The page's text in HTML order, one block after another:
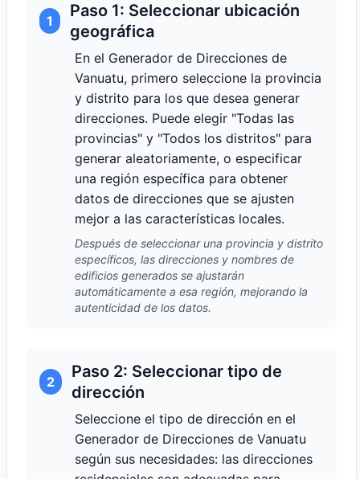
1
Paso 1: Seleccionar ubicación
geográfica
En el Generador de Direcciones de
Vanuatu, primero seleccione la provincia
y distrito para los que desea generar
direcciones. Puede elegir "Todas las
provincias" y "Todos los distritos" para
generar aleatoriamente, o especificar
una región específica para obtener
datos de direcciones que se ajusten
mejor a las características locales.
Después de seleccionar una provincia y distrito
específicos, las direcciones y nombres de
edificios generados se ajustarán
automáticamente a esa región, mejorando la
autenticidad de los datos.
2
Paso 2: Seleccionar tipo de
dirección
Seleccione el tipo de dirección en el
Generador de Direcciones de Vanuatu
según sus necesidades: las direcciones